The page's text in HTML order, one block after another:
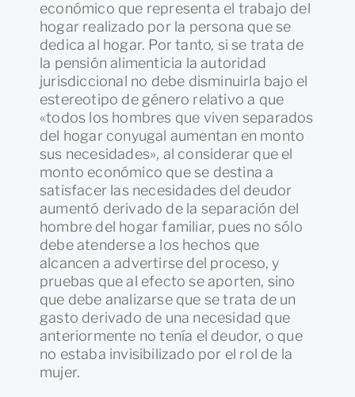
económico que representa el trabajo del
hogar realizado por la persona que se
dedica al hogar. Por tanto, si se trata de
la pensión alimenticia la autoridad
jurisdiccional no debe disminuirla bajo el
estereotipo de género relativo a que
«todos los hombres que viven separados
del hogar conyugal aumentan en monto
sus necesidades», al considerar que el
monto económico que se destina a
satisfacer las necesidades del deudor
aumentó derivado de la separación del
hombre del hogar familiar, pues no sólo
debe atenderse a los hechos que
alcancen a advertirse del proceso, y
pruebas que al efecto se aporten, sino
que debe analizarse que se trata de un
gasto derivado de una necesidad que
anteriormente no tenía el deudor, o que
no estaba invisibilizado por el rol de la
mujer.